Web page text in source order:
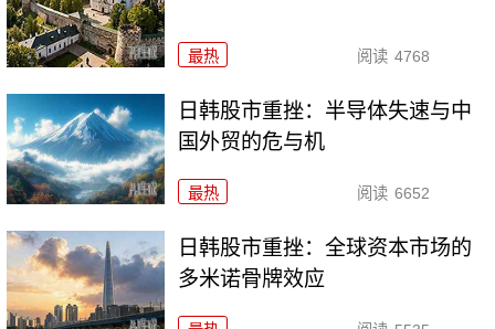
最热 阅读 4768
日韩股市重挫：半导体失速与中
国外贸的危与机
最热 阅读 6652
日韩股市重挫：全球资本市场的
多米诺骨牌效应